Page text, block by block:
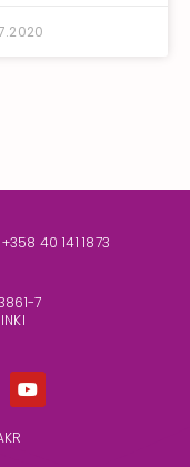
+358 40 141 1873
7